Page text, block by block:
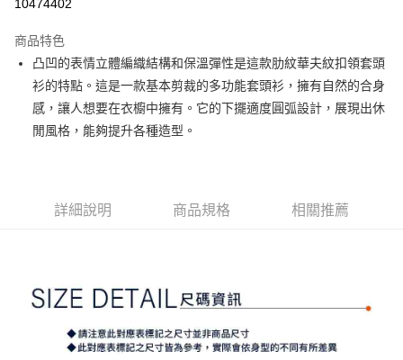
悠遊付
大哥付你分期
相關說明
【大哥付你分期使用說明】
1.本服務由台灣大哥大提供，台灣大哥大用戶可立即使用無須另外申請。
3.實際核准額度、可分期數及費用金額請依後續交易確認頁面所載為準。
1.分期款項不併入電信帳單，「大哥付你分期」於每月結算日後寄送繳費提
醒簡訊。
帳／街口支付／iPASS MONEY」等通路繳費。
AFTEE先享後付
便利好安心！
【「AFTEE先享後付」結帳流程】
１．於結帳方式選擇「AFTEE先享後付」後，將跳轉至「AFTEE先享後付」
結帳頁面，進行簡訊認證並確認金額後，即可完成結帳。
２．訂單成立數日內，您將收到繳費通知簡訊。
免運費
10474402
商品特色
凸凹的表情立體編織結構和保溫彈性是這款肋紋華夫紋扣領套頭
衫的特點。這是一款基本剪裁的多功能套頭衫，擁有自然的合身
感，讓人想要在衣櫥中擁有。它的下擺適度圓弧設計，展現出休
閒風格，能夠提升各種造型。
詳細說明 商品規格 相關推薦